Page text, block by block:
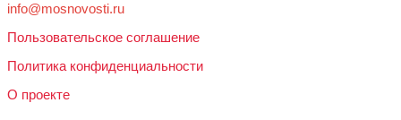
info@mosnovosti.ru
Пользовательское соглашение
Политика конфиденциальности
О проекте